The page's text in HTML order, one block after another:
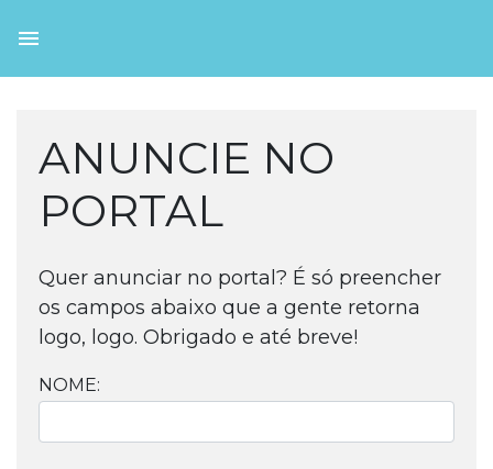
ANUNCIE NO
PORTAL
Quer anunciar no portal? É só preencher
os campos abaixo que a gente retorna
logo, logo. Obrigado e até breve!
NOME: